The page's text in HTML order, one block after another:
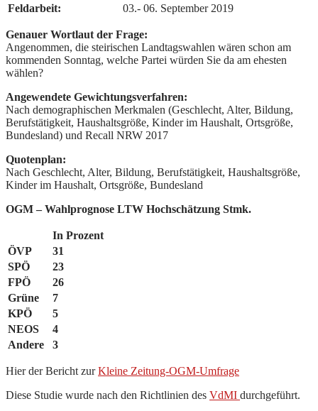
Feldarbeit:
03.- 06. September 2019
Genauer Wortlaut der Frage:
Angenommen, die steirischen Landtagswahlen wären schon am
kommenden Sonntag, welche Partei würden Sie da am ehesten
wählen?
Angewendete Gewichtungsverfahren:
Nach demographischen Merkmalen (Geschlecht, Alter, Bildung,
Berufstätigkeit, Haushaltsgröße, Kinder im Haushalt, Ortsgröße,
Bundesland) und Recall NRW 2017
Quotenplan:
Nach Geschlecht, Alter, Bildung, Berufstätigkeit, Haushaltsgröße,
Kinder im Haushalt, Ortsgröße, Bundesland
OGM – Wahlprognose LTW Hochschätzung Stmk.
In Prozent
ÖVP
31
SPÖ
23
FPÖ
26
Grüne
7
KPÖ
5
NEOS
4
Andere
3
Hier der Bericht zurKleine Zeitung-OGM-Umfrage
Diese Studie wurde nach den Richtlinien des VdMI durchgeführt.